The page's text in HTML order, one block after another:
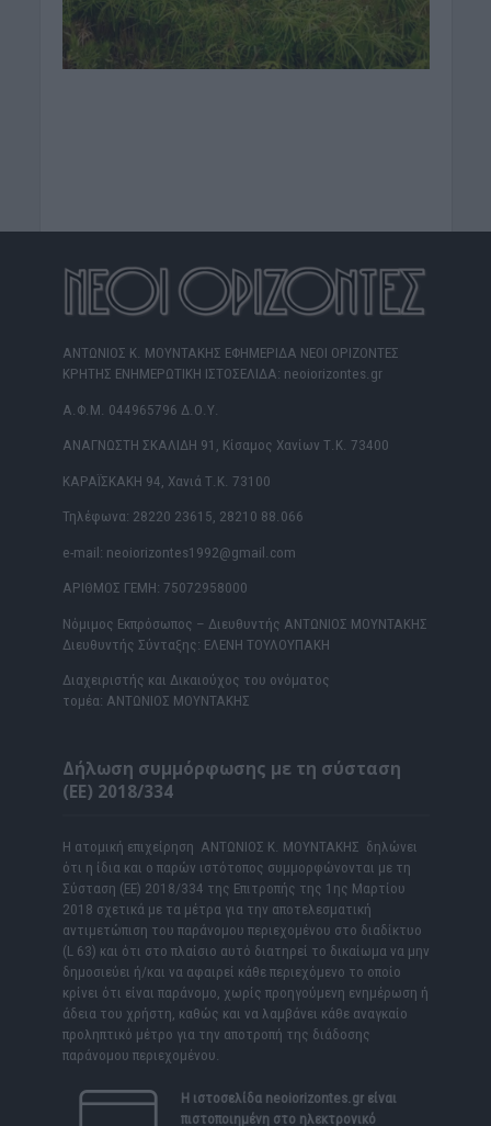
ΑΝΤΩΝΙΟΣ Κ. ΜΟΥΝΤΑΚΗΣ ΕΦΗΜΕΡΙΔΑ ΝΕΟΙ ΟΡΙΖΟΝΤΕΣ
ΚΡΗΤΗΣ ΕΝΗΜΕΡΩΤΙΚΗ ΙΣΤΟΣΕΛΙΔΑ: neoiorizontes.gr
Α.Φ.Μ. 044965796 Δ.Ο.Υ.
ΑΝΑΓΝΩΣΤΗ ΣΚΑΛΙΔΗ 91, Κίσαμος Χανίων Τ.Κ. 73400
ΚΑΡΑΪΣΚΑΚΗ 94, Χανιά Τ.Κ. 73100
Τηλέφωνα: 28220 23615, 28210 88.066
e-mail: neoiorizontes1992@gmail.com
ΑΡΙΘΜΟΣ ΓΕΜΗ: 75072958000
Νόμιμος Εκπρόσωπος – Διευθυντής ΑΝΤΩΝΙΟΣ ΜΟΥΝΤΑΚΗΣ
Διευθυντής Σύνταξης: ΕΛΕΝΗ ΤΟΥΛΟΥΠΑΚΗ
Διαχειριστής και Δικαιούχος του ονόματος
τομέα: ΑΝΤΩΝΙΟΣ ΜΟΥΝΤΑΚΗΣ
Δήλωση συμμόρφωσης με τη σύσταση
(ΕΕ) 2018/334
Η ατομική επιχείρηση ΑΝΤΩΝΙΟΣ Κ. ΜΟΥΝΤΑΚΗΣ δηλώνει
ότι η ίδια και ο παρών ιστότοπος συμμορφώνονται με τη
Σύσταση (ΕΕ) 2018/334 της Επιτροπής της 1ης Μαρτίου
2018 σχετικά με τα μέτρα για την αποτελεσματική
αντιμετώπιση του παράνομου περιεχομένου στο διαδίκτυο
(L 63) και ότι στο πλαίσιο αυτό διατηρεί το δικαίωμα να μην
δημοσιεύει ή/και να αφαιρεί κάθε περιεχόμενο το οποίο
κρίνει ότι είναι παράνομο, χωρίς προηγούμενη ενημέρωση ή
άδεια του χρήστη, καθώς και να λαμβάνει κάθε αναγκαίο
προληπτικό μέτρο για την αποτροπή της διάδοσης
παράνομου περιεχομένου.
Η ιστοσελίδα neoiorizontes.grείναι
πιστοποιημένη στο ηλεκτρονικό